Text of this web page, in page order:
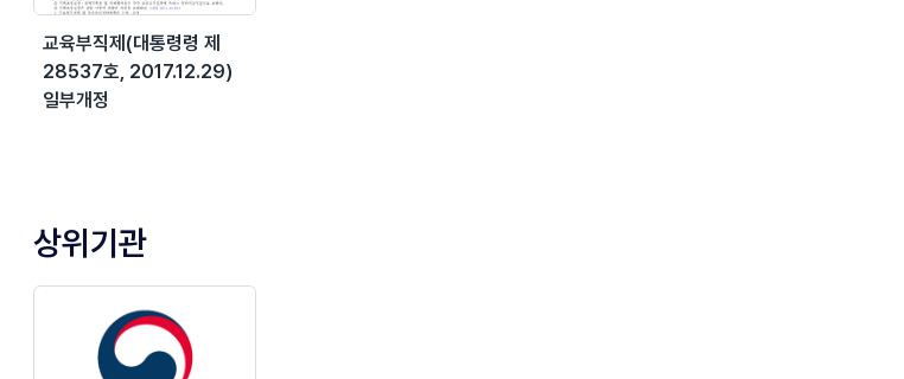
교육부직제(대통령령 제
28537호, 2017.12.29)
일부개정
상위기관